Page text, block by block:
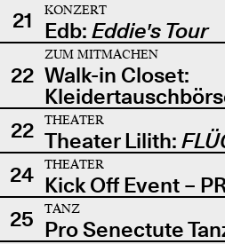
21
KONZERT
Edb: Eddie's Tour
22
ZUM MITMACHEN
Walk-in Closet:
22
THEATER
Theater Lilith:
24
THEATER
Kick Off Event –
25
TANZ
Pro Senectute